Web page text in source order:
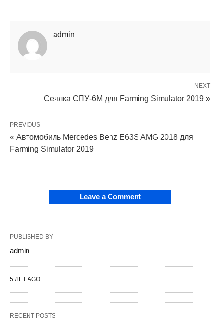
admin
NEXT
Сеялка СПУ-6М для Farming Simulator 2019 »
PREVIOUS
« Автомобиль Mercedes Benz E63S AMG 2018 для
Farming Simulator 2019
Leave a Comment
PUBLISHED BY
admin
5 ЛЕТ AGO
RECENT POSTS